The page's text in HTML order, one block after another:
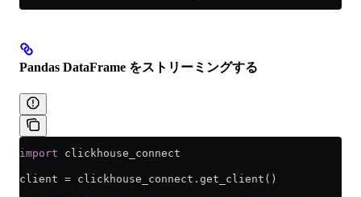
Pandas DataFrame をストリーミングする
import clickhouse_connect
client = clickhouse_connect.get_client()